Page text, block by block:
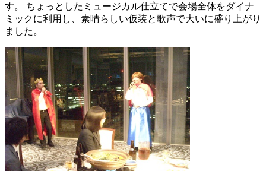
す。 ちょっとしたミュージカル仕立てで会場全体をダイナ
ミックに利用し、素晴らしい仮装と歌声で大いに盛り上がり
ました。